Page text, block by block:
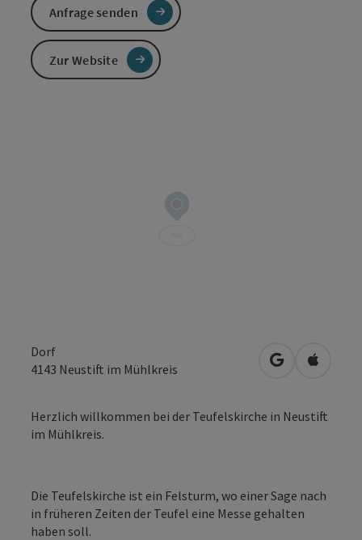
Dorf
4143 Neustift im Mühlkreis in Google
in
Herzlich willkommen bei der Teufelskirche in Neustift
im Mühlkreis.
Die Teufelskirche ist ein Felsturm, wo einer Sage nach
in früheren Zeiten der Teufel eine Messe gehalten
haben soll.
Anfrage senden
Zur Website